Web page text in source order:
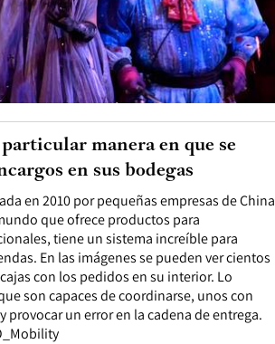
en 2010 por pequeñas empresas de China
que ofrece productos para
tiene un sistema increíble para
En las imágenes se pueden ver cientos
con los pedidos en su interior. Lo
son capaces de coordinarse, unos con
provocar un error en la cadena de entrega.
manera en que se
en sus bodegas